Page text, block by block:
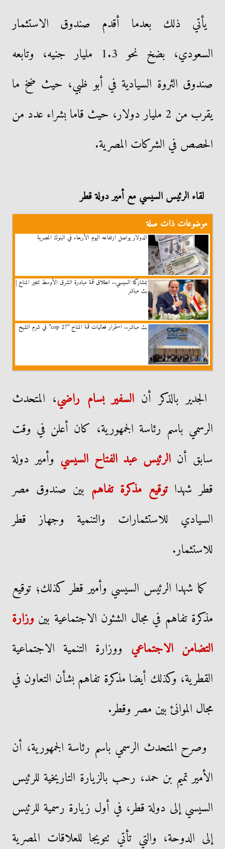
يأتي ذلك بعدما أقدم صندوق الاستثمار
السعودي، بضخ نحو 1.3 مليار جنيه، وتابعه
صندوق الثروة السيادية في أبو ظبي، حيث ضخ ما
يقرب من 2 مليار دولار، حيث قاما بشراء عدد من
الحصص في الشركات المصرية.
لقاء الرئيس السيسي مع أمير دولة قطر
موضوعات ذات صلة
الدولار يواصل ارتفاعه اليوم الأربعاء في البنوك المصرية
بمشاركة السيسي.. انطلاق قمة مبادرة الشرق الأوسط لتغير المناخ |
بث مباشر
بث مباشر.. استمرار فعاليات قمة المناخ ”cop 27” في شرم الشيخ
الجدير بالذكر أن السفير بسام راضي، المتحدث
الرسمي باسم رئاسة الجمهورية، كان أعلن في وقت
سابق أن الرئيس عبد الفتاح السيسي وأمير دولة
قطر شهداتوقيع مذكرة تفاهم بين صندوق مصر
السيادي للاستثمارات والتنمية وجهاز قطر
للاستثمار.
كما شهدا الرئيس السيسي وأمير قطر كذلك؛ توقيع
مذكرة تفاهم في مجال الشئون الاجتماعية بين وزارة
التضامن الاجتماعي ووزارة التنمية الاجتماعية
القطرية، وكذلك أيضا مذكرة تفاهم بشأن التعاون في
مجال الموانئ بين مصر وقطر.
وصرح المتحدث الرسمي باسم رئاسة الجمهورية، أن
الأمير تميم بن حمد، رحب بالزيارة التاريخية للرئيس
السيسي إلى دولة قطر، في أول زيارة رسمية للرئيس
إلى الدوحة، والتي تأتي تتويجا للعلاقات المصرية